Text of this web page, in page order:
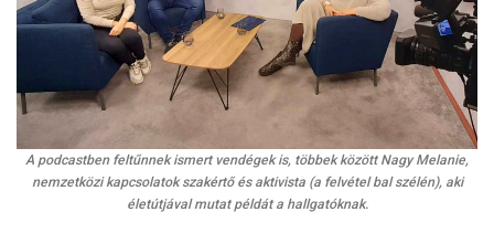
A podcastben feltűnnek ismert vendégek is, többek között Nagy Melanie,
nemzetközi kapcsolatok szakértő és aktivista (a felvétel bal szélén), aki
életútjával mutat példát a hallgatóknak.